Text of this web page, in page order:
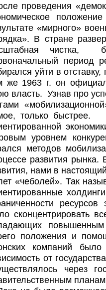
проведения
«мирного»
В стране
чистка,
уйти в
же 1963 г. он
власть. Узнав про
только быстрее.
уровнем
методов
развития
нами в
«чеболей». Так
сконцентрировать
повышенным
положения и
компаний было
от
через